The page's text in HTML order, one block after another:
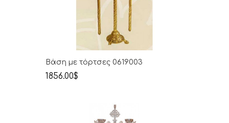
Βάση με τόρτσες 0619003
1856.00$